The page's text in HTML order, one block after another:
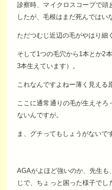
診察時、マイクロスコープで頭
したが、毛根はまだ死んではい
ただつむじ近辺の毛がやはり細
そして1つの毛穴から1本とか2
3本生えています）。
これなんですよねー薄く見える
ここに通常通りの毛が生えそ
ないんですが。
ま、グチってもしょうがないで
AGAがよほど強いのか、先生
じで、ちょっと困った様子で